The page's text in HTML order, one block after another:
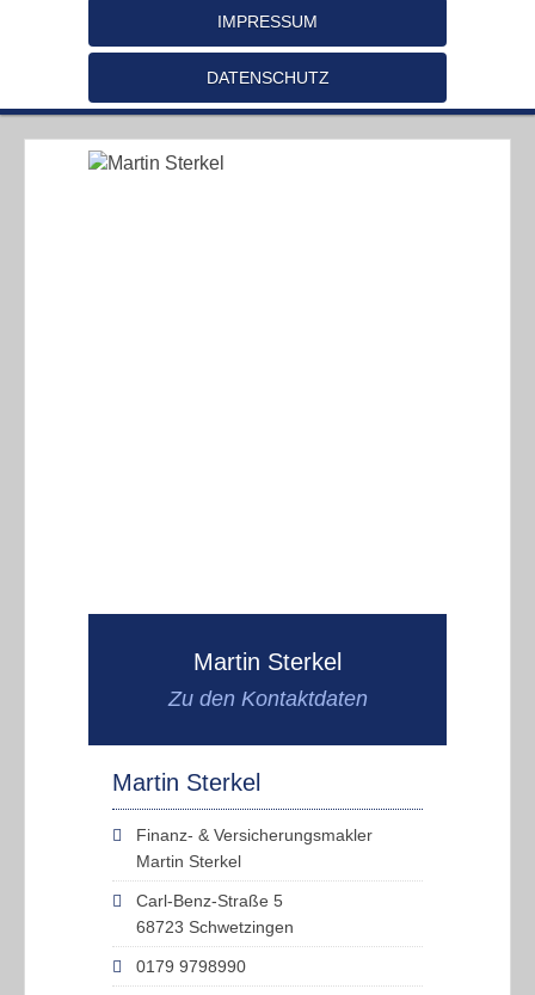
IMPRESSUM
DATENSCHUTZ
Martin Sterkel
Zu den Kontaktdaten
Martin Sterkel
Finanz- & Versicherungsmakler
Martin Sterkel
Carl-Benz-Straße 5
68723 Schwetzingen
0179 9798990